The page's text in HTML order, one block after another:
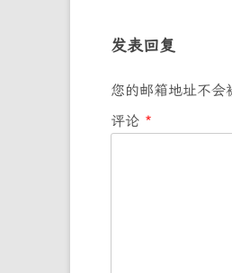
航
发表回复
您的邮箱地址不会
评论 *